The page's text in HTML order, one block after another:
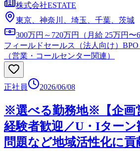
株式会社ESTATE
東京、神奈川、埼玉、千葉、茨城
300万円～720万円（月給 25万円〜
フィールドセールス（法人向け）
（営業・コールセンター関連）
正社員 2026/06/08
※選べる勤務地※【企画
経験者歓迎／U・Iターン
問題など地域活性化に貢